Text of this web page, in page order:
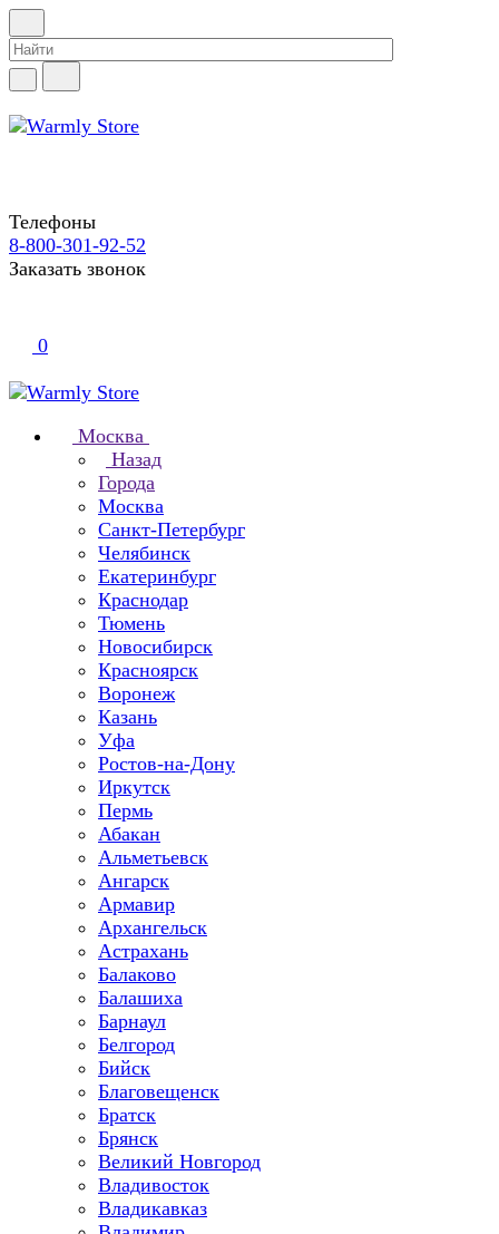
Телефоны
8-800-301-92-52
Заказать звонок
0
Москва
Назад
Города
Москва
Санкт-Петербург
Челябинск
Екатеринбург
Краснодар
Тюмень
Новосибирск
Красноярск
Воронеж
Казань
Уфа
Ростов-на-Дону
Иркутск
Пермь
Абакан
Альметьевск
Ангарск
Армавир
Архангельск
Астрахань
Балаково
Балашиха
Барнаул
Белгород
Бийск
Благовещенск
Братск
Брянск
Великий Новгород
Владивосток
Владикавказ